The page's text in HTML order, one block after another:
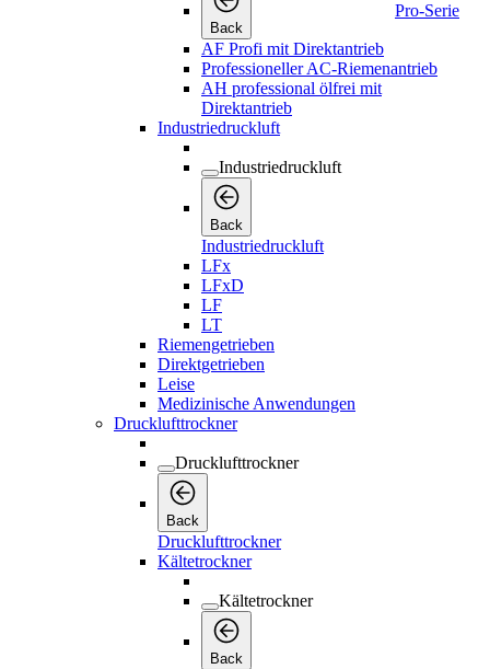
Back
Pro-Serie
AF Profi mit Direktantrieb
Professioneller AC-Riemenantrieb
AH professional ölfrei mit
Direktantrieb
Industriedruckluft
Industriedruckluft
Back
Industriedruckluft
LFx
LFxD
LF
LT
Riemengetrieben
Direktgetrieben
Leise
Medizinische Anwendungen
Drucklufttrockner
Drucklufttrockner
Back
Drucklufttrockner
Kältetrockner
Kältetrockner
Back